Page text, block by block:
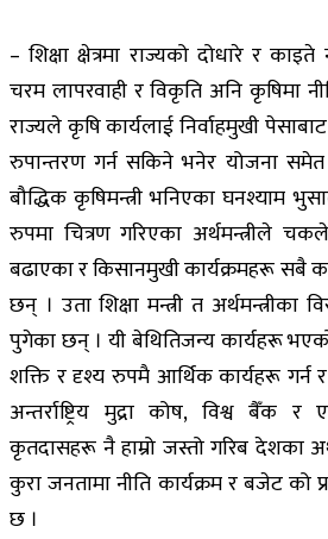
– शिक्षा क्षेत्रमा राज्यको दोधारे र
चरम लापरवाही र विकृति अनि कृषिमा
राज्यले कृषि कार्यलाई निर्वाहमुखी
रुपान्तरण गर्न सकिने भनेर योजना
बौद्धिक कृषिमन्त्री भनिएका घनश्याम
रुपमा चित्रण गरिएका अर्थमन्त्रीले
बढाएका र किसानमुखी कार्यक्रमहरू सबै
छन् । उता शिक्षा मन्त्री त अर्थमन्त्रीका
पुगेका छन् । यी बेथितिजन्य कार्यहरू
शक्ति र दृश्य रुपमै आर्थिक कार्यहरू गर्न
अन्तर्राष्ट्रिय मुद्रा कोष, विश्व बैँक
कृतदासहरू नै हाम्रो जस्तो गरिब देशका
कुरा जनतामा नीति कार्यक्रम र बजेट को
छ ।